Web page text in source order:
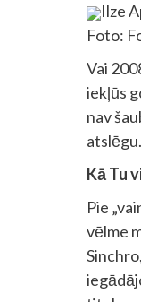
Ilze
Foto:
Vai
iekļūs
nav
atslēgu.
Kā Tu
Pie
vēlme